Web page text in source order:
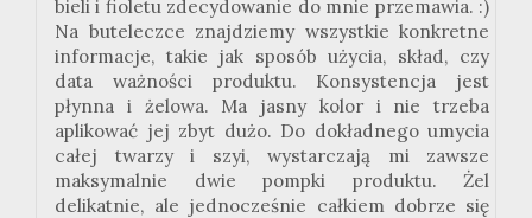
bieli i fioletu zdecydowanie do mnie przemawia. :)
Na buteleczce znajdziemy wszystkie konkretne
informacje, takie jak sposób użycia, skład, czy
data ważności produktu. Konsystencja jest
płynna i żelowa. Ma jasny kolor i nie trzeba
aplikować jej zbyt dużo. Do dokładnego umycia
całej twarzy i szyi, wystarczają mi zawsze
maksymalnie dwie pompki produktu. Żel
delikatnie, ale jednocześnie całkiem dobrze się